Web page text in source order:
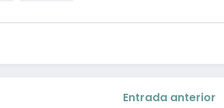
Entrada anterior